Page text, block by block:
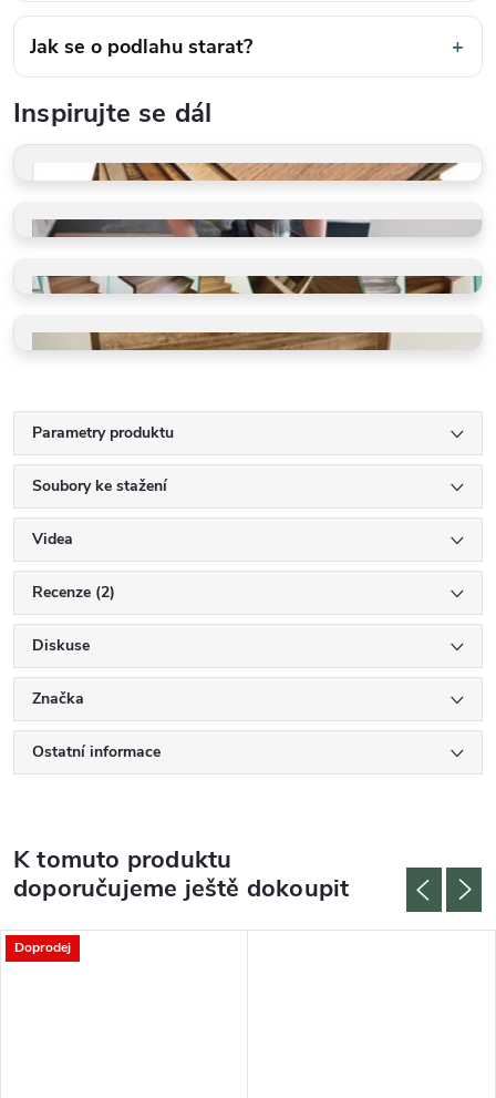
Jak se o podlahu starat? +
Inspirujte se dál
Dotkněte se kvality
Rychle a precizně
Schody, koupelny, restaurace
Parametry produktu
Soubory ke stažení
Videa
Recenze (2)
Diskuse
Značka
Ostatní informace
K tomuto produktu
doporučujeme ještě dokoupit
Doprodej